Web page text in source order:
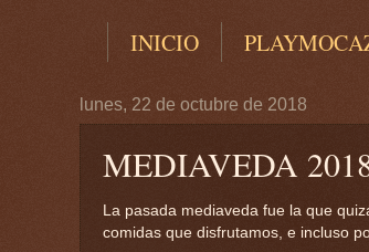
INICIO
lunes, 22 de octubre de 2018
MEDIAVEDA
La pasada mediaveda fue la que
comidas que disfrutamos, e incluso